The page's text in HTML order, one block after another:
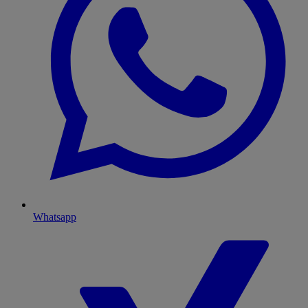
Whatsapp